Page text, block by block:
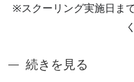
※スクーリング実施日ま
「奈良先端アント
続きを見る